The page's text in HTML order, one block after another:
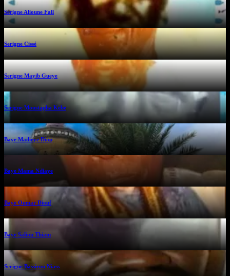
Serigne Alioune Fall
Serigne Cissé
Serigne Mayib Gueye
Serigne Moustapha Kebe
Baye Madieye Diop
Baye Mama Ndiaye
Baye Oumar Diouf
Baye Saliou Thiam
Serigne Bassirou Niass